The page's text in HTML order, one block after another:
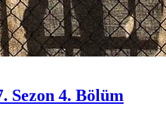
Sezon 4. Bölüm